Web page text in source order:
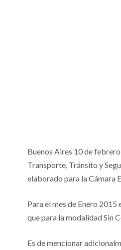
Buenos Aires 10 de
Transporte, Tránsito y
elaborado para la Cámara
Para el mes de Enero
que para la modalidad Sin
Es de mencionar